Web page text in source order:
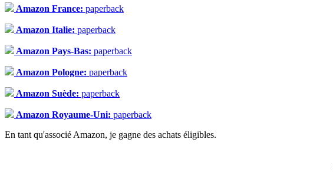
Amazon France: paperback
Amazon Italie: paperback
Amazon Pays-Bas: paperback
Amazon Pologne: paperback
Amazon Suède: paperback
Amazon Royaume-Uni: paperback
En tant qu'associé Amazon, je gagne des achats éligibles.